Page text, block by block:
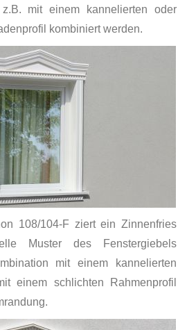
mit einem kannelierten oder
kombiniert werden.
108/104-F ziert ein Zinnenfries
Muster des Fenstergiebels
mit einem kannelierten
einem schlichten Rahmenprofil